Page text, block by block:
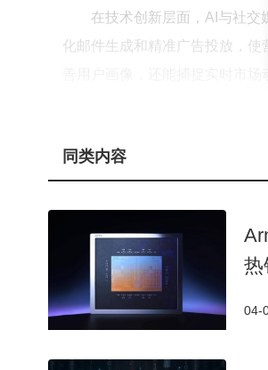
在技术创新层面，AI与社交
化邮件生成和精准广告投放，
善用户画像，还能捕捉实时市
新超500万条贸易信息。通过AI
同类内容
热
04-